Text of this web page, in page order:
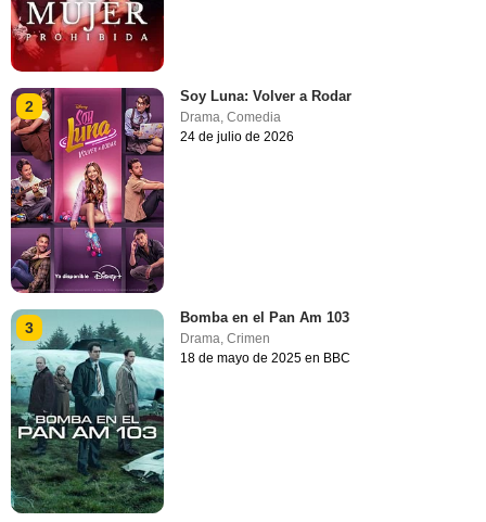
2
Soy Luna: Volver a Rodar
Drama,Comedia
24 de julio de 2026
3
Bomba en el Pan Am 103
Drama ,Crimen
18 de mayo de 2025 en BBC